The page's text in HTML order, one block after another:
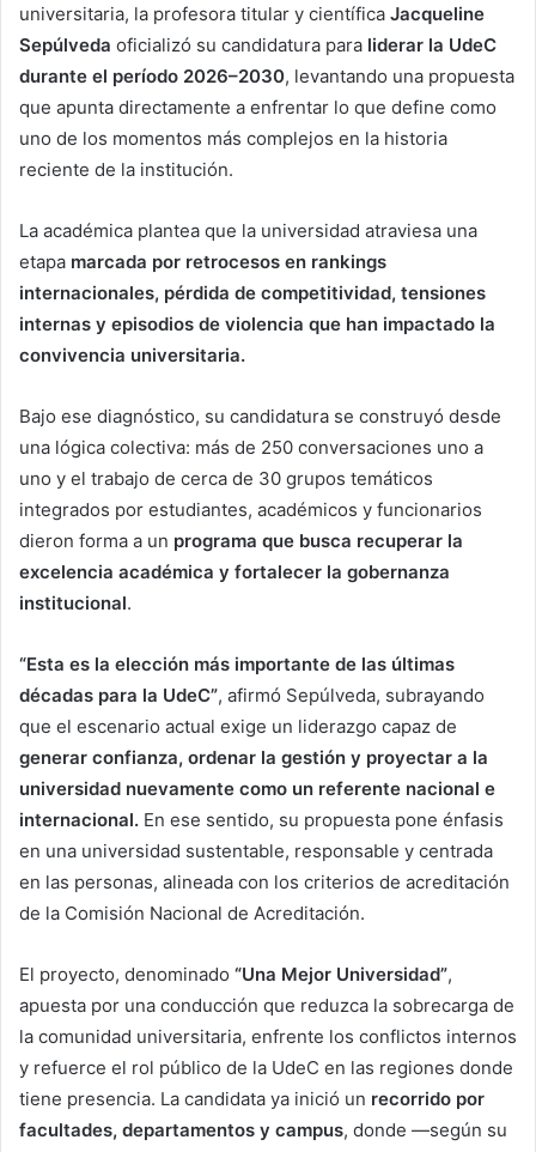
universitaria, la profesora titular y científica Jacqueline
Sepúlveda oficializó su candidatura para liderar la UdeC
durante el período 2026–2030, levantando una propuesta
que apunta directamente a enfrentar lo que define como
uno de los momentos más complejos en la historia
reciente de la institución.
La académica plantea que la universidad atraviesa una
etapa marcada por retrocesos en rankings
internacionales, pérdida de competitividad, tensiones
internas y episodios de violencia que han impactado la
convivencia universitaria.
Bajo ese diagnóstico, su candidatura se construyó desde
una lógica colectiva: más de 250 conversaciones uno a
uno y el trabajo de cerca de 30 grupos temáticos
integrados por estudiantes, académicos y funcionarios
dieron forma a un programa que busca recuperar la
excelencia académica y fortalecer la gobernanza
institucional.
“Esta es la elección más importante de las últimas
décadas para la UdeC”, afirmó Sepúlveda, subrayando
que el escenario actual exige un liderazgo capaz de
generar confianza, ordenar la gestión y proyectar a la
universidad nuevamente como un referente nacional e
internacional. En ese sentido, su propuesta pone énfasis
en una universidad sustentable, responsable y centrada
en las personas, alineada con los criterios de acreditación
de la Comisión Nacional de Acreditación.
El proyecto, denominado “Una Mejor Universidad”,
apuesta por una conducción que reduzca la sobrecarga de
la comunidad universitaria, enfrente los conflictos internos
y refuerce el rol público de la UdeC en las regiones donde
tiene presencia. La candidata ya inició un recorrido por
facultades, departamentos y campus, donde —según su